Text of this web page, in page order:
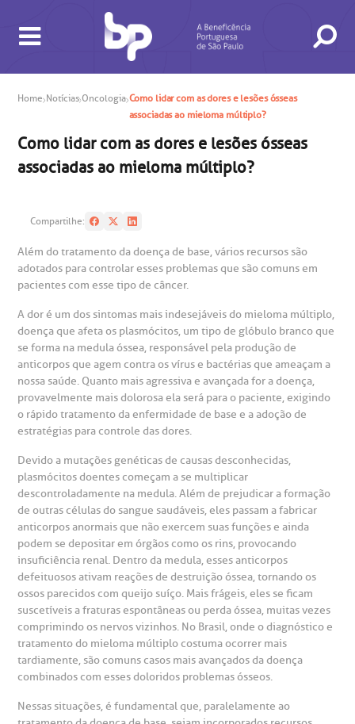
BUSCA
CONSULTAS E EXAMES
de consultas e exames
in antecipado
de exames
de Exames
ATENDIMENTO 24H
SAC
A BP conta com você para melhorar sempre a qualidade do
atendimento e dos serviços prestados.
A Ouvidoria e SAC são canais para você, cliente da BP, tirar
suas dúvidas, registrar suas reclamações ou fazer elogios
relacionados ao nosso atendimento e aos nossos serviços.
Horário de atendimento: 2ª a 6ª feira das 7h às 18h
(11)3505-1000
ouvidoria@bp.org.br
Fale Conosco
CONHEÇA AS UNIDADES
Hospital BP
Saiba mais
Endereço:
Rua Maestro Cardim, 769
CEP: 01323-001 | Bela Vista
São Paulo - SP
BP Mirante
INSTITUCIONAL
e Pesquisa
do médico
de conduta
Financeiras
social da BP
corporativa
social
NOSSOS SERVIÇOS
Telemedicina BP
Teleinterconsulta
INFORMAÇÕES ÚTEIS
de atendimento
de Infarto SUS
de Visita
socorro
de cópia de prontuário médico
de orçamento particular
de veracidade de atestado
ESPECIALIDADES
de Oncologia e Hematologia
de Excelência em Neurologia e
de Excelência em Ortopedia
especialidades
Home Notícias Oncologia Como lidar com as dores e lesões ósseas
associadas ao mieloma múltiplo?
Como lidar com as dores e lesões ósseas
associadas ao mieloma múltiplo?
Compartilhe:
Além do tratamento da doença de base, vários recursos são
adotados para controlar esses problemas que são comuns em
pacientes com esse tipo de câncer.
A dor é um dos sintomas mais indesejáveis do mieloma múltiplo,
doença que afeta os plasmócitos, um tipo de glóbulo branco que
se forma na medula óssea, responsável pela produção de
anticorpos que agem contra os vírus e bactérias que ameaçam a
nossa saúde. Quanto mais agressiva e avançada for a doença,
provavelmente mais dolorosa ela será para o paciente, exigindo
o rápido tratamento da enfermidade de base e a adoção de
estratégias para controle das dores.
Devido a mutações genéticas de causas desconhecidas,
plasmócitos doentes começam a se multiplicar
descontroladamente na medula. Além de prejudicar a formação
de outras células do sangue saudáveis, eles passam a fabricar
anticorpos anormais que não exercem suas funções e ainda
podem se depositar em órgãos como os rins, provocando
insuficiência renal. Dentro da medula, esses anticorpos
defeituosos ativam reações de destruição óssea, tornando os
ossos parecidos com queijo suíço. Mais frágeis, eles se ficam
suscetíveis a fraturas espontâneas ou perda óssea, muitas vezes
comprimindo os nervos vizinhos. No Brasil, onde o diagnóstico e
tratamento do mieloma múltiplo costuma ocorrer mais
tardiamente, são comuns casos mais avançados da doença
combinados com esses doloridos problemas ósseos.
Nessas situações, é fundamental que, paralelamente ao